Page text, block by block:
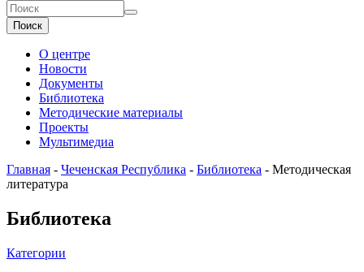
Поиск
О центре
Новости
Документы
Библиотека
Методические материалы
Проекты
Мультимедиа
Главная - Чеченская Республика - Библиотека - Методическая
литература
Библиотека
Категории